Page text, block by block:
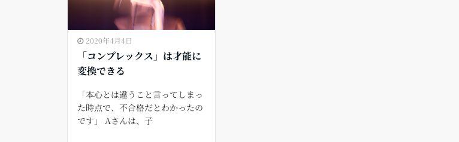
2020年4月4日
「コンプレックス」は才能に
変換できる
「本心とは違うこと言ってしまっ
た時点で、不合格だとわかったの
です」 Aさんは、子